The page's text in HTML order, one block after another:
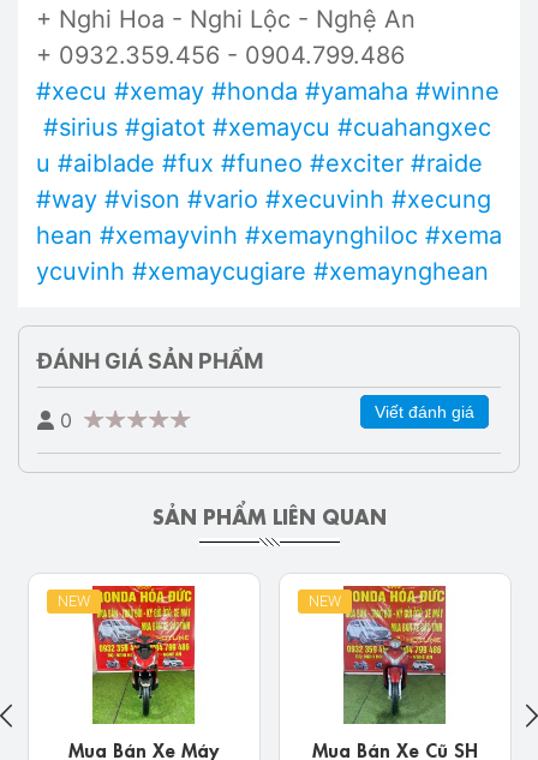
+ Nghi Hoa - Nghi Lộc - Nghệ An
+ 0932.359.456 - 0904.799.486
#xecu #xemay #honda #yamaha #winne
#sirius #giatot #xemaycu #cuahangxec
u #aiblade #fux #funeo #exciter #raide
#way #vison #vario #xecuvinh #xecung
hean #xemayvinh #xemaynghiloc #xema
ycuvinh #xemaycugiare #xemaynghean
ĐÁNH GIÁ SẢN PHẨM
0 Viết đánh giá
SẢN PHẨM LIÊN QUAN
NEW
Mua Bán Xe Cũ SH
NEW
Mua Bán Xe Cũ